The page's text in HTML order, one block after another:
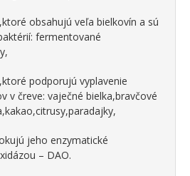
obsahujú veľa bielkovín a sú
fermentované
podporujú vyplavenie
v čreve: vaječné bielka,bravčové
jeho enzymatické
– DAO.